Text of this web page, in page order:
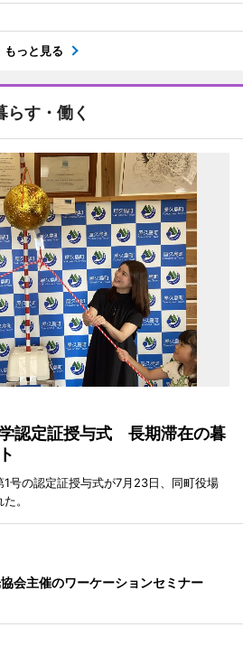
もっと見る
らす・働く
認定証授与式 長期滞在の暮
号の認定証授与式が7月23日、同町役場
。
会主催のワーケーションセミナー